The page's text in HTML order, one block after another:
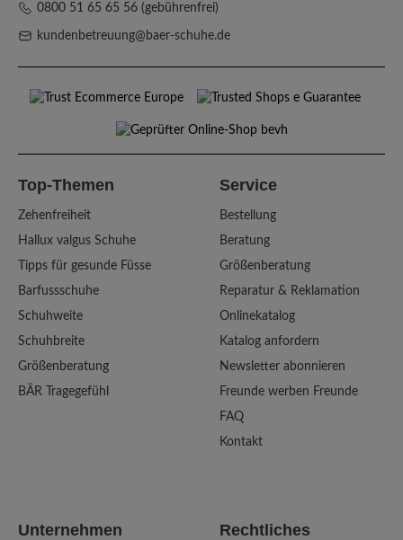
0800 51 65 65 56 (gebührenfrei)
kundenbetreuung@baer-schuhe.de
Top-Themen
Zehenfreiheit
Hallux valgus Schuhe
Tipps für gesunde Füsse
Barfussschuhe
Schuhweite
Schuhbreite
Größenberatung
BÄR Tragegefühl
Service
Bestellung
Beratung
Größenberatung
Reparatur & Reklamation
Onlinekatalog
Katalog anfordern
Newsletter abonnieren
Freunde werben Freunde
FAQ
Kontakt
Unternehmen Rechtliches